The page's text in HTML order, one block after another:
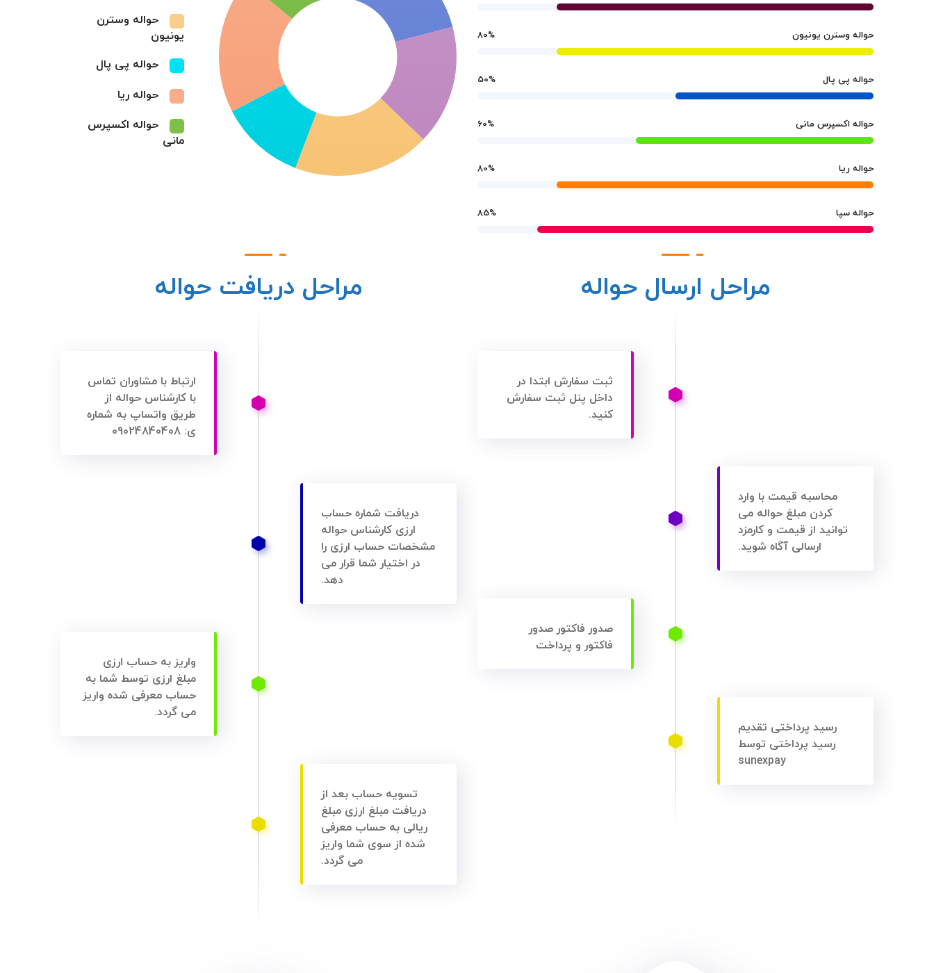
حواله وسترن
یونیون
حواله پی پال
حواله ریا
حواله اکسپرس
مانی
حواله وسترن یونیون 80%
حواله پی پال 50%
حواله اکسپرس مانی 60%
حواله ریا 80%
حواله سپا 85%
مراحل دریافت حواله
ارتباط با مشاوران تماس
با کارشناس حواله از
طریق واتساپ به شماره
ی: 09024840408
دریافت شماره حساب
ارزی کارشناس حواله
مشخصات حساب ارزی را
در اختیار شما قرار می
دهد.
واریز به حساب ارزی
مبلغ ارزی توسط شما به
حساب معرفی شده واریز
می گردد.
تسویه حساب بعد از
دریافت مبلغ ارزی مبلغ
ریالی به حساب معرفی
شده از سوی شما واریز
می گردد.
مراحل ارسال حواله
ثبت سفارش ابتدا در
داخل پنل ثبت سفارش
کنید.
محاسبه قیمت با وارد
کردن مبلغ حواله می
توانید از قیمت و کارمزد
ارسالی آگاه شوید.
صدور فاکتور صدور
فاکتور و پرداخت
رسید پرداختی تقدیم
رسید پرداختی توسط
sunexpay